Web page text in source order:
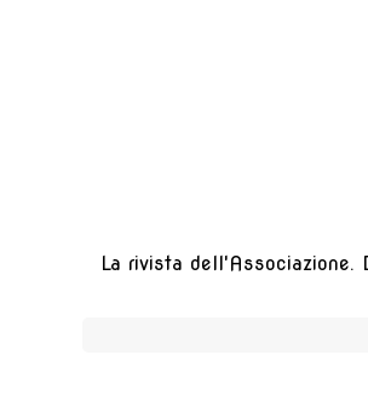
La rivista